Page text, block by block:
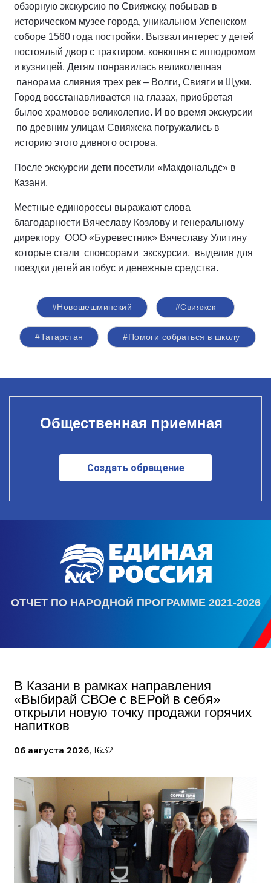
обзорную экскурсию по Свияжску, побывав в
историческом музее города, уникальном Успенском
соборе 1560 года постройки. Вызвал интерес у детей
постоялый двор с трактиром, конюшня с ипподромом
и кузницей. Детям понравилась великолепная
панорама слияния трех рек – Волги, Свияги и Щуки.
Город восстанавливается на глазах, приобретая
былое храмовое великолепие. И во время экскурсии
по древним улицам Свияжска погружались в
историю этого дивного острова.
После экскурсии дети посетили «Макдональдс» в
Казани.
Местные единороссы выражают слова
благодарности Вячеславу Козлову и генеральному
директору ООО «Буревестник» Вячеславу Улитину
которые стали спонсорами экскурсии, выделив для
поездки детей автобус и денежные средства.
#Новошешминский #Свияжск
#Татарстан #Помоги собраться в школу
Общественная приемная
Создать обращение
ОТЧЕТ ПО НАРОДНОЙ ПРОГРАММЕ 2021-2026
В Казани в рамках направления
«Выбирай СВОе с вЕРой в себя»
открыли новую точку продажи горячих
напитков
06 августа 2026, 16:32